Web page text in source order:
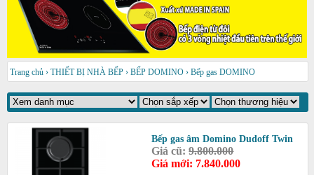
Trang chủ › THIẾT BỊ NHÀ BẾP › BẾP DOMINO › Bếp gas DOMINO
Bếp gas âm Domino Dudoff Twin
Giá cũ:9.800.000
Giá mới: 7.840.000